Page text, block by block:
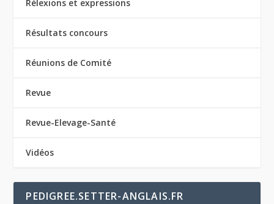
Rélexions et expressions
Résultats concours
Réunions de Comité
Revue
Revue-Elevage-Santé
Vidéos
PEDIGREE.SETTER-ANGLAIS.FR